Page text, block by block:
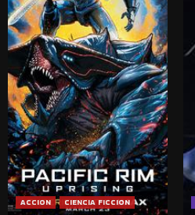
ACCION CIENCIA FICCION